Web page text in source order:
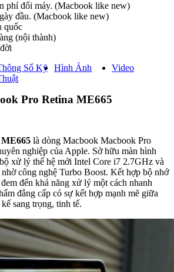
phí đổi máy. (Macbook like new)
đầu. (Macbook like new)
quốc
(nội thành)
Số Kỹ
Hình Ảnh Video
Pro Retina ME665
là dòng Macbook Macbook Pro
nghiệp của Apple. Sở hữu màn hình
xử lý thế hệ mới Intel Core i7 2.7GHz và
công nghệ Turbo Boost. Kết hợp bộ nhớ
đến khả năng xử lý một cách nhanh
đẳng cấp có sự kết hợp mạnh mẽ giữa
sang trọng, tinh tế.